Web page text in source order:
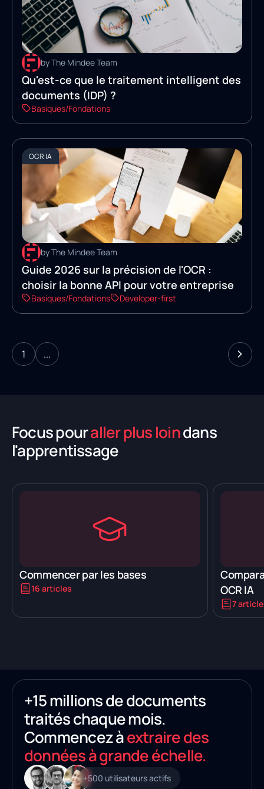
by The Mindee Team
Qu'est-ce que le traitement intelligent des
documents (IDP) ?
Basiques/Fondations
OCR IA
by The Mindee Team
Guide 2026 sur la précision de l'OCR :
choisir la bonne API pour votre entreprise
Basiques/Fondations Developer-first
1 ...
Focus pouraller plus loindans
l'apprentissage
Commencer par les bases
16 articles
OCR IA
7
+15 millions de documents
traités chaque mois.
Commencez àextraire des
données à grande échelle.
+500 utilisateurs actifs